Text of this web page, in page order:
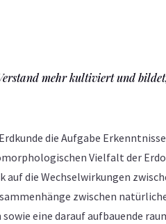
mehr kultiviert und
die Aufgabe
Vielfalt der
auf die Wechselwirkungen
zwischen
eine darauf aufbauende